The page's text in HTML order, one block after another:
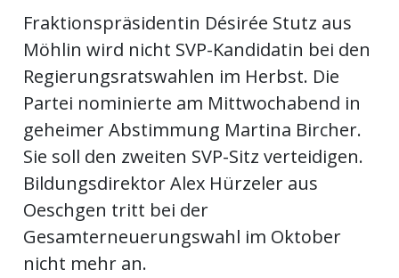
Fraktionspräsidentin Désirée Stutz aus
Möhlin wird nicht SVP-Kandidatin bei den
Regierungsratswahlen im Herbst. Die
Partei nominierte am Mittwochabend in
geheimer Abstimmung Martina Bircher.
Sie soll den zweiten SVP-Sitz verteidigen.
Bildungsdirektor Alex Hürzeler aus
Oeschgen tritt bei der
Gesamterneuerungswahl im Oktober
nicht mehr an.